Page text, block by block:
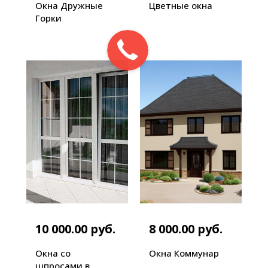
Окна Дружные
Горки
Цветные окна
10 000.00 руб.
Окна со
шпросами в
8 000.00 руб.
Окна Коммунар